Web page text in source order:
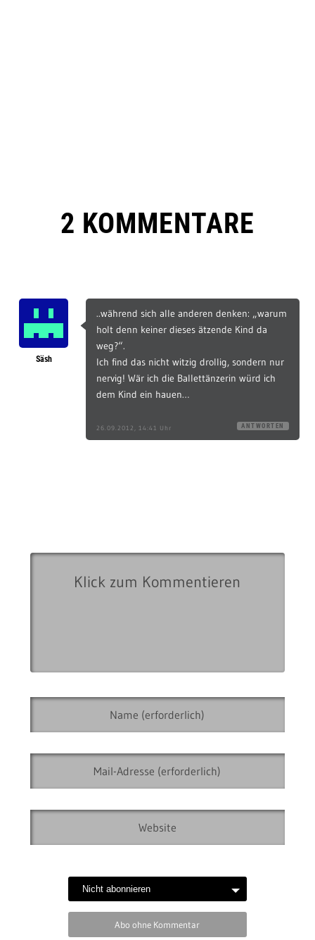
2 KOMMENTARE
Säsh
..während sich alle anderen denken: „warum
holt denn keiner dieses ätzende Kind da
weg?“.
Ich find das nicht witzig drollig, sondern nur
nervig! Wär ich die Ballettänzerin würd ich
dem Kind ein hauen…
26.09.2012, 14:41 Uhr ANTWORTEN
Abo ohne Kommentar